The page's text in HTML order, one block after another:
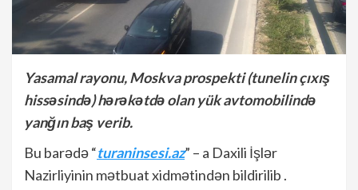
Yasamal rayonu, Moskva prospekti (tunelin çıxış
hissəsində) hərəkətdə olan yük avtomobilində
yanğın baş verib.
Bu barədə “turaninsesi.az” – a Daxili İşlər
Nazirliyinin mətbuat xidmətindən bildirilib .